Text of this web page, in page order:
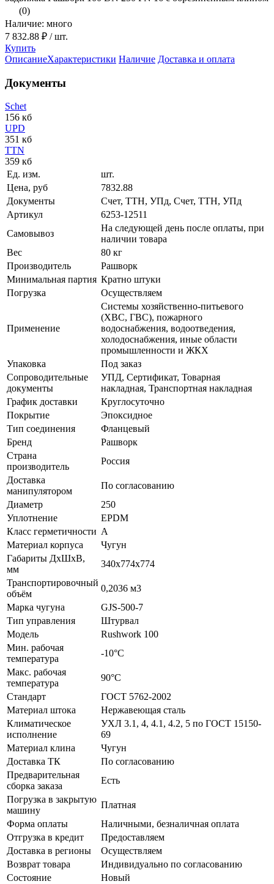
(0)
Наличие: много
7 832.88 ₽ / шт.
Купить
ОписаниеХарактеристики Наличие Доставка и оплата
Документы
Schet
156 кб
UPD
351 кб
TTN
359 кб
Ед. изм.
шт.
Цена, руб
7832.88
Документы
Счет, ТТН, УПд, Счет, ТТН, УПд
Артикул
6253-12511
Самовывоз
На следующей день после оплаты, при
наличии товара
Вес
80 кг
Производитель
Рашворк
Минимальная партия Кратно штуки
Погрузка
Осуществляем
Применение
Системы хозяйственно-питьевого
(ХВС, ГВС), пожарного
водоснабжения, водоотведения,
холодоснабжения, иные области
промышленности и ЖКХ
Упаковка
Под заказ
Сопроводительные
документы
УПД, Сертификат, Товарная
накладная, Транспортная накладная
График доставки
Круглосуточно
Покрытие
Эпоксидное
Тип соединения
Фланцевый
Бренд
Рашворк
Страна
производитель
Россия
Доставка
манипулятором
По согласованию
Диаметр
250
Уплотнение
EPDM
Класс герметичности A
Материал корпуса
Чугун
Габариты ДхШхВ,
мм
340х774х774
Транспортировочный
объём
0,2036 м3
Марка чугуна
GJS-500-7
Тип управления
Штурвал
Модель
Rushwork 100
Мин. рабочая
температура
-10°C
Макс. рабочая
температура
90°C
Стандарт
ГОСТ 5762-2002
Материал штока
Нержавеющая сталь
Климатическое
исполнение
УХЛ 3.1, 4, 4.1, 4.2, 5 по ГОСТ 15150-
69
Материал клина
Чугун
Доставка ТК
По согласованию
Предварительная
сборка заказа
Есть
Погрузка в закрытую
машину
Платная
Форма оплаты
Наличными, безналичная оплата
Отгрузка в кредит
Предоставляем
Доставка в регионы
Осуществляем
Возврат товара
Индивидуально по согласованию
Состояние
Новый